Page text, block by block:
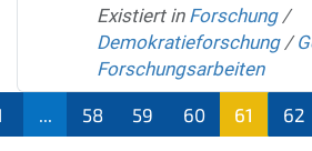
Existiert in Forschung /
Demokratieforschung /
Forschungsarbeiten
58 59 60
61
62